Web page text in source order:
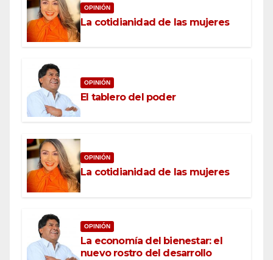
OPINIÓN
La cotidianidad de las mujeres
OPINIÓN
El tablero del poder
OPINIÓN
La cotidianidad de las mujeres
OPINIÓN
La economía del bienestar: el
nuevo rostro del desarrollo